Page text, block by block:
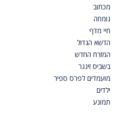
מכתוב
גומחה
חיי מדף
הדשא הגדול
המזרח החדש
בשביס זינגר
מועמדים לפרס ספיר
ילדים
תמונע